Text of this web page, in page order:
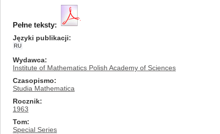
Pełne teksty:
Języki publikacji
RU
Wydawca
Institute of Mathematics Polish Academy of Sciences
Czasopismo
Studia Mathematica
Rocznik
1963
Tom
Special Series